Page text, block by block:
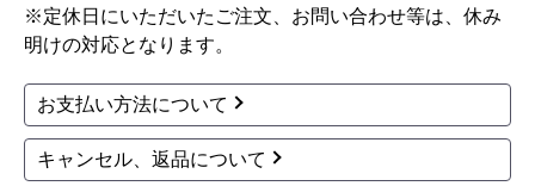
【その他感想・コメント】
ショップからの連絡もしっかりありましたし、商
できました。また機会があれば是非利用したいと
思います。
※定休日にいただいたご注文、お問い合わせ等は、休み
明けの対応となります。
お支払い方法について
キャンセル、返品について